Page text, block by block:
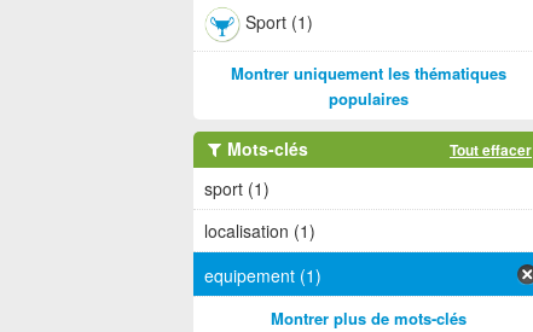
Sport (1)
Montrer uniquement les thématiques
populaires
Mots-clés Tout effacer
sport (1)
localisation (1)
equipement (1)
Montrer plus de mots-clés